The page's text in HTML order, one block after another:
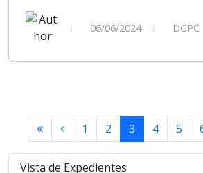
06/06/2024 DGPC
1 2 3 4 5
Vista de Expedientes